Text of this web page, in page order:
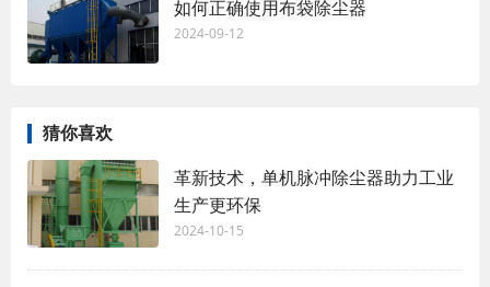
如何正确使用布袋除尘器
2024-09-12
猜你喜欢
革新技术，单机脉冲除尘器助力工业
生产更环保
2024-10-15